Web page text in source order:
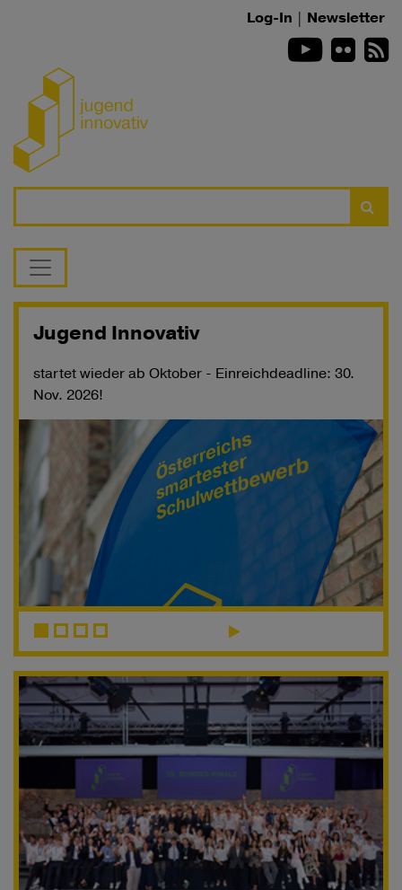
Log-In | Newsletter
Youtube
Flickr
Slider starten
Jugend Innovativ
startet wieder ab Oktober - Einreichdeadline: 30.
Nov. 2026!